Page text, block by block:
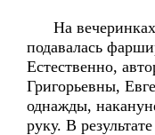
На вечеринках
подавалась
Естественно,
Григорьевны,
однажды,
руку. В